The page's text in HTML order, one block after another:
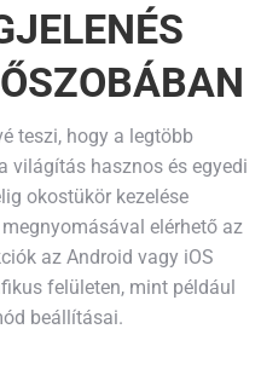
teszi, hogy a legtöbb
világítás hasznos és egyedi
okostükör kezelése
elérhető az
az Android vagy iOS
felületen, mint például
beállításai.